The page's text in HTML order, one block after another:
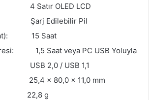
4 Satır OLED LCD
Şarj Edilebilir Pil
15 Saat
1,5 Saat veya PC USB Yoluyla
USB 2,0 / USB 1,1
25,4 x 80,0 x 11,0 mm
22,8 g